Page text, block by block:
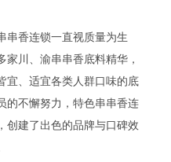
香连锁一直视质量为生
川、渝串串香底料精华，
宜、适宜各类人群口味的底
的不懈努力，特色串串香连
创建了出色的品牌与口碑效